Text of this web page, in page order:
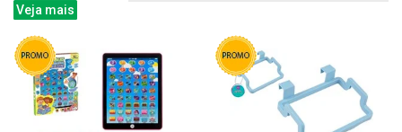
Veja mais